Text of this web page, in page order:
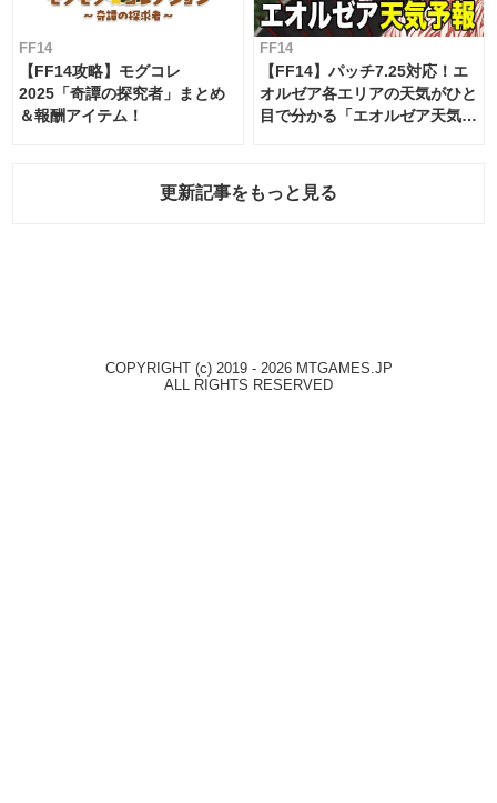
FF14
【FF14攻略】モグコレ
2025「奇譚の探究者」まとめ
＆報酬アイテム！
FF14
【FF14】パッチ7.25対応！エ
オルゼア各エリアの天気がひと
目で分かる「エオルゼア天気予
更新記事をもっと見る
COPYRIGHT (c) 2019 - 2026 MTGAMES.JP
ALL RIGHTS RESERVED